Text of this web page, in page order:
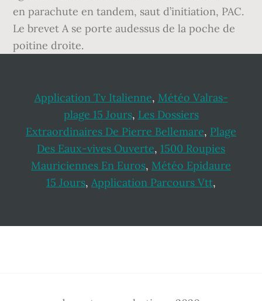
en parachute en tandem, saut d’initiation, PAC.
Le brevet A se porte audessus de la poche de
poitine droite.
Application Tv Italienne, Météo Valras-
plage 15 Jours, Les Dossiers
Extraordinaires De Pierre Bellemare, Plage
Des Eaux-vives Ouverte, 1500 Roupies
Mauriciennes En Euros, Météo Epidaure
15 Jours, Application Parcours Vtt,